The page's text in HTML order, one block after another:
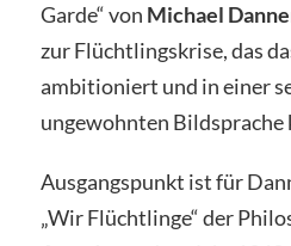
Garde“ von Michael
zur Flüchtlingskrise, das
ambitioniert und in einer
ungewohnten
Ausgangspunkt ist für
„Wir Flüchtlinge“ der